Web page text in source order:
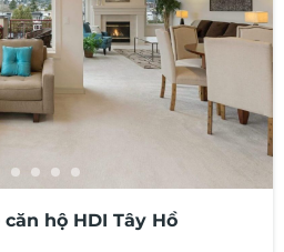
hộ HDI Tây Hồ